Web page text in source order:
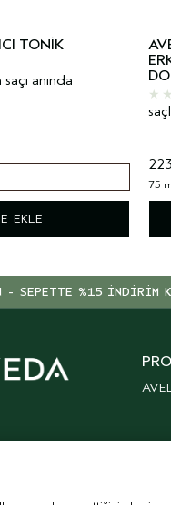
TONIK
anında
EKLE
75
- SEPETTE %15 İNDİRİM